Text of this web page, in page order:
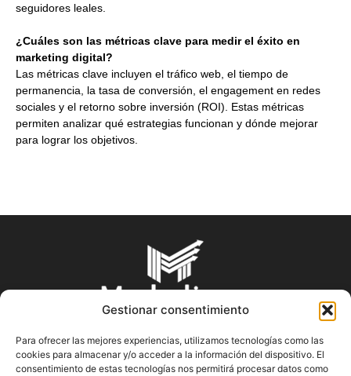
Gestionar consentimiento
Para ofrecer las mejores experiencias, utilizamos tecnologías como las
cookies para almacenar y/o acceder a la información del dispositivo. El
consentimiento de estas tecnologías nos permitirá procesar datos como
seguidores leales.
¿Cuáles son las métricas clave para medir el éxito en
marketing digital?
Las métricas clave incluyen el tráfico web, el tiempo de
permanencia, la tasa de conversión, el engagement en redes
sociales y el retorno sobre inversión (ROI). Estas métricas
permiten analizar qué estrategias funcionan y dónde mejorar
para lograr los objetivos.
SOBRE NOSOTROS